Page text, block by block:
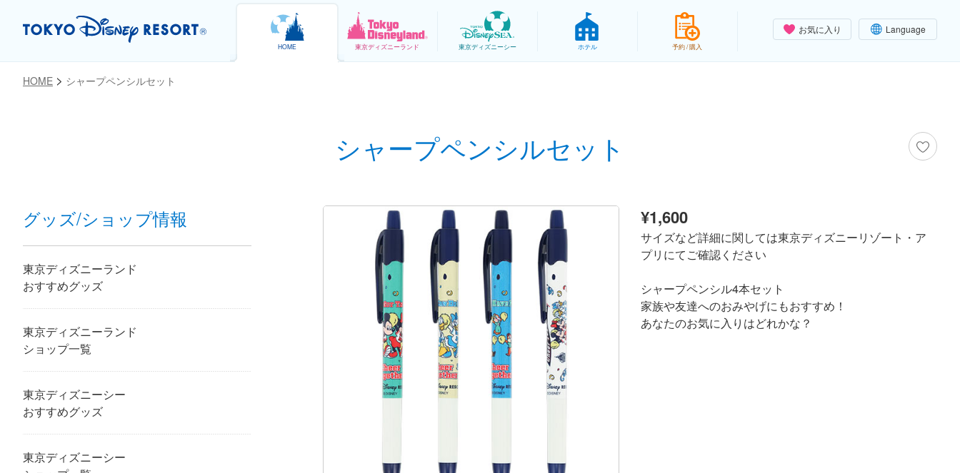
お気に入り Language
HOME 東京ディズニーランド 東京ディズニーシー ホテル 予約 / 購入
HOME シャープペンシルセット
シャープペンシルセット
¥1,600
サイズなど詳細に関しては東京ディズニーリゾート・ア
プリにてご確認ください
シャープペンシル4本セット
家族や友達へのおみやげにもおすすめ！
あなたのお気に入りはどれかな？
グッズ/ショップ情報
東京ディズニーランド
おすすめグッズ
東京ディズニーランド
ショップ一覧
東京ディズニーシー
おすすめグッズ
東京ディズニーシー